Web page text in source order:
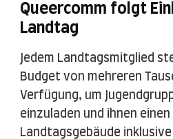
Queercomm folgt
Landtag
Jedem Landtagsmitglied
Budget von mehreren
Verfügung, um
einzuladen und ihnen einen
Landtagsgebäude